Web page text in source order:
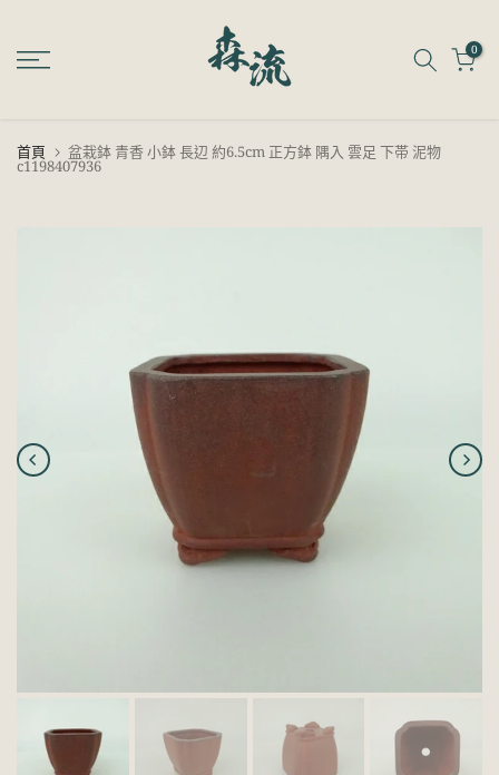
至
內
0
首頁 盆栽鉢 青香 小鉢 長辺 約6.5cm 正方鉢 隅入 雲足 下帯 泥物
c1198407936